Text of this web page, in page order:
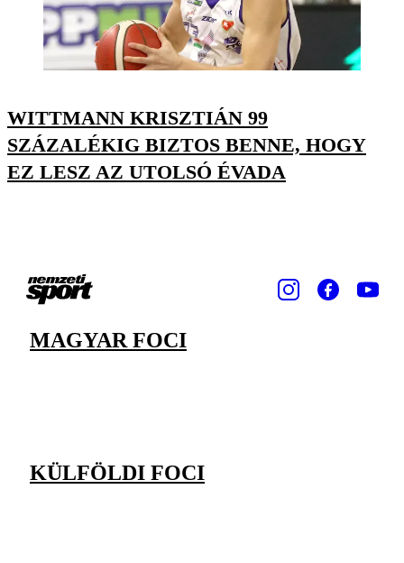
WITTMANN KRISZTIÁN 99
SZÁZALÉKIG BIZTOS BENNE, HOGY
EZ LESZ AZ UTOLSÓ ÉVADA
MAGYAR FOCI
KÜLFÖLDI FOCI